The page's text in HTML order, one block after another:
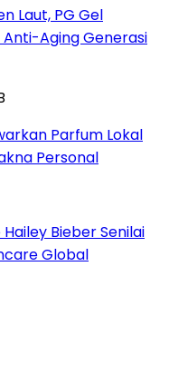
Laut, PG Gel
Aging Generasi
Parfum Lokal
Personal
Bieber Senilai
Global